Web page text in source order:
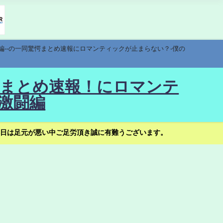
の一同驚愕まとめ速報にロマンティックが止まらない？-僕の
とめ速報！にロマンテ
闘編
足元が悪い中ご足労頂き誠に有難うございます。